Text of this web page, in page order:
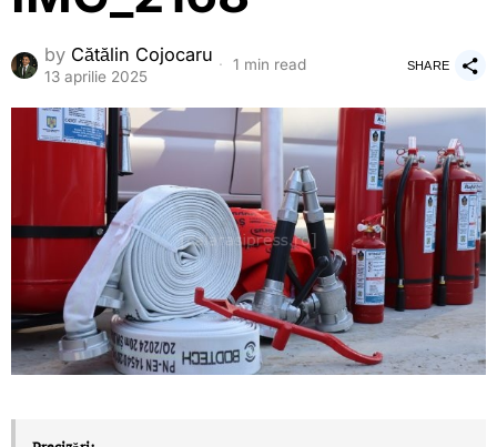
by Cătălin Cojocaru
13 aprilie 2025
1 min read SHARE